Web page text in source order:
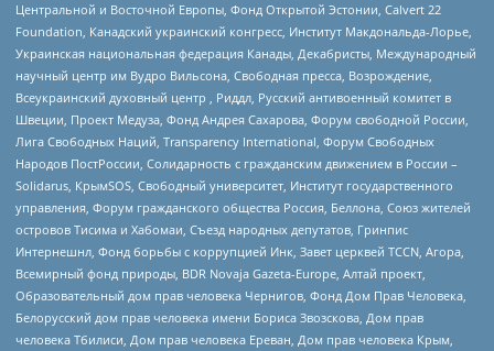
Центральной и Восточной Европы, Фонд Открытой Эстонии, Calvert 22
Foundation, Канадский украинский конгресс, Институт Макдональда-Лорье,
Украинская национальная федерация Канады, Декабристы, Международный
научный центр им Вудро Вильсона, Свободная пресса, Возрождение,
Всеукраинский духовный центр , Риддл, Русский антивоенный комитет в
Швеции, Проект Медуза, Фонд Андрея Сахарова, Форум свободной России,
Лига Свободных Наций, Transparеncy International, Форум Свободных
Народов ПостРоссии, Солидарность с гражданским движением в России –
Solidarus, КрымSOS, Свободный университет, Институт государственного
управления, Форум гражданского общества Россия, Беллона, Союз жителей
островов Тисима и Хабомаи, Съезд народных депутатов, Гринпис
Интернешнл, Фонд борьбы с коррупцией Инк, Завет церквей TCCN, Агора,
Всемирный фонд природы, BDR Novaja Gazeta-Europe, Алтай проект,
Образовательный дом прав человека Чернигов, Фонд Дом Прав Человека,
Белорусский дом прав человека имени Бориса Звозскова, Дом прав
человека Тбилиси, Дом прав человека Ереван, Дом прав человека Крым,